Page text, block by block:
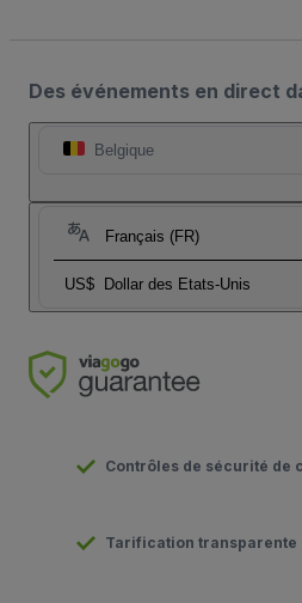
Des événements en direct
Belgique
Français (FR)
US$ Dollar des Etats-Unis
Contrôles de sécurité de
Tarification transparente